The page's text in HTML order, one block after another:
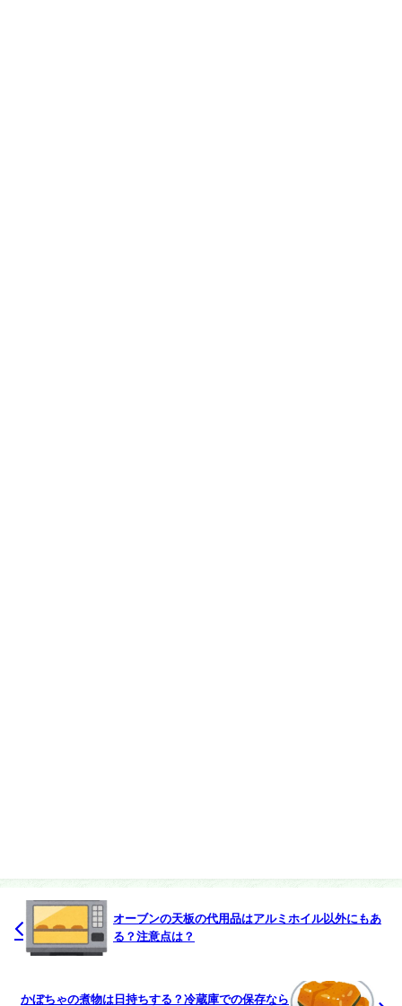
オーブンの天板の代用品はアルミホイル以外にもあ
る？注意点は？
かぼちゃの煮物は日持ちする？冷蔵庫での保存なら